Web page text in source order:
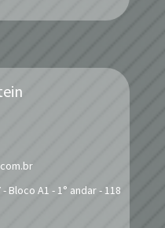
Bloco A1 - 1° andar - 118